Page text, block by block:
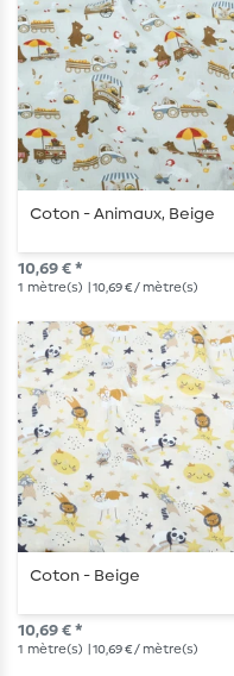
Coton - Animaux, Beige
10,69 € *
1 mètre(s) | 10,69 € / mètre(s)
Coton - Beige
10,69 € *
1 mètre(s) | 10,69 € / mètre(s)